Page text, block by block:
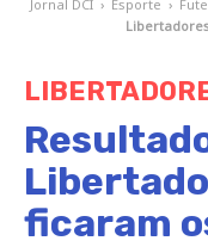
Jornal DCI › Esporte ›
ficaram